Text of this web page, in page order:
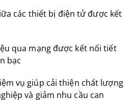
các thiết bị điện tử được kết
qua mạng được kết nối tiết
bạc
vụ giúp cải thiện chất lượng
và giảm nhu cầu can